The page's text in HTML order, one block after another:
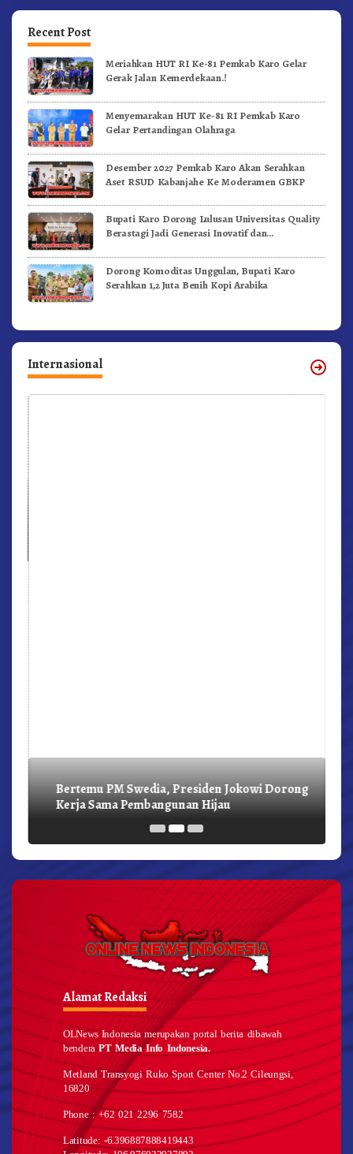
Recent Post
Meriahkan HUT RI Ke-81 Pemkab Karo Gelar
Gerak Jalan Kemerdekaan.!
Menyemarakan HUT Ke-81 RI Pemkab Karo
Gelar Pertandingan Olahraga
Desember 2027 Pemkab Karo Akan Serahkan
Aset RSUD Kabanjahe Ke Moderamen GBKP
Bupati Karo Dorong Lulusan Universitas Quality
Berastagi Jadi Generasi Inovatif dan
Dorong Komoditas Unggulan, Bupati Karo
Serahkan 1,2 Juta Benih Kopi Arabika
Internasional
Bertemu PM Swedia, Presiden Jokowi Dorong
Kerja Sama Pembangunan Hijau
Alamat Redaksi
OLNews Indonesia merupakan portal berita dibawah
benderaPT Media Info Indonesia.
Metland Transyogi Ruko Sport Center No.2 Cileungsi,
16820
Phone : +62 021 2296 7582
Latitude: -6.396887888419443